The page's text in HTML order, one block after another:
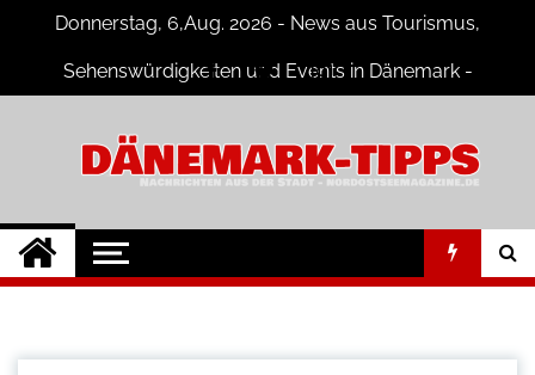
content
Donnerstag, 6,Aug. 2026 - News aus Tourismus,
Sehenswürdigkeiten und Events in Dänemark -
Dänemark Tipps
Neuigkeiten und Nachrichten in
Dänemark